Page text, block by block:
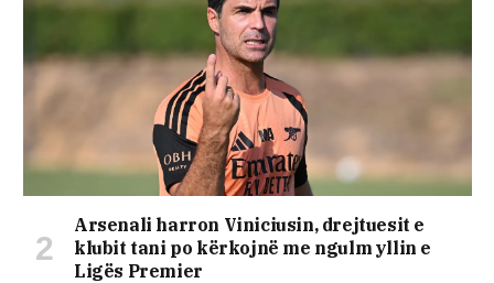
Arsenali harron Viniciusin, drejtuesit e
klubit tani po kërkojnë me ngulm yllin e
Ligës Premier